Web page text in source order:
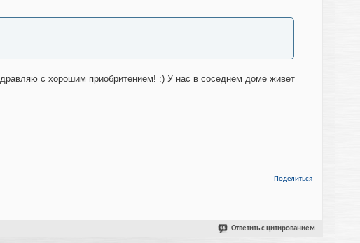
с хорошим приобритением! :) У нас в соседнем доме живет
Поделиться
Ответить с цитированием